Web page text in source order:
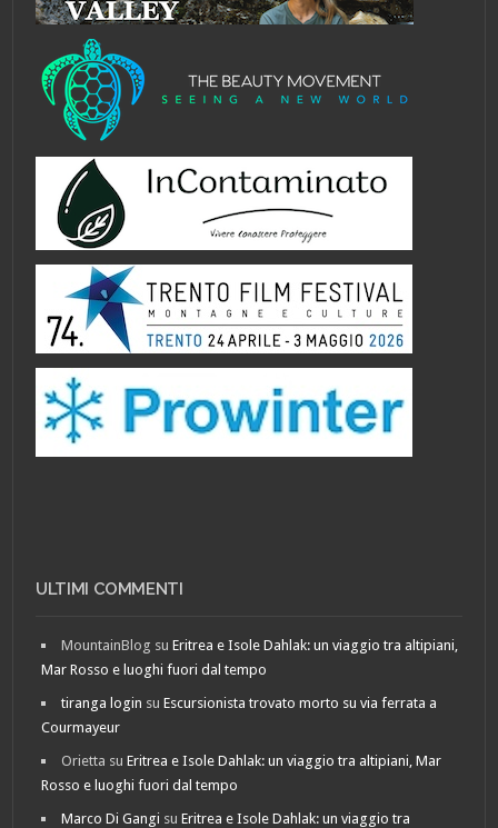
ULTIMI COMMENTI
MountainBlog suEritrea e Isole Dahlak: un viaggio tra altipiani,
Mar Rosso e luoghi fuori dal tempo
tiranga login suEscursionista trovato morto su via ferrata a
Courmayeur
Orietta suEritrea e Isole Dahlak: un viaggio tra altipiani, Mar
Rosso e luoghi fuori dal tempo
Marco Di Gangi suEritrea e Isole Dahlak: un viaggio tra